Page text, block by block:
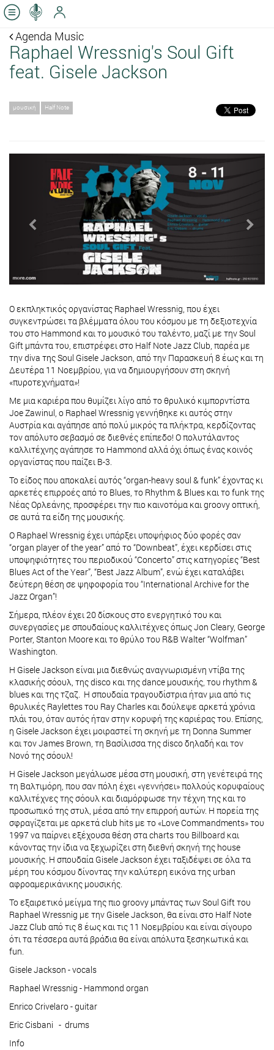
Agenda Music
Raphael Wressnig's Soul Gift
feat. Gisele Jackson
μουσική Half Note
O εκπληκτικός οργανίστας Raphael Wressnig, που έχει
συγκεντρώσει τα βλέμματα όλου του κόσμου με τη δεξιοτεχνία
του στο Hammond και το μουσικό του ταλέντο, μαζί με την Soul
Gift μπάντα του, επιστρέφει στο Half Note Jazz Club, παρέα με
την diva της Soul Gisele Jackson, από την Παρασκευή 8 έως και τη
Δευτέρα 11 Νοεμβρίου, για να δημιουργήσουν στη σκηνή
«πυροτεχνήματα»!
Με μια καριέρα που θυμίζει λίγο από το θρυλικό κιμπορντίστα
Joe Zawinul, ο Raphael Wressnig γεννήθηκε κι αυτός στηv
Αυστρία και αγάπησε από πολύ μικρός τα πλήκτρα, κερδίζοντας
τον απόλυτο σεβασμό σε διεθνές επίπεδο! Ο πολυτάλαντος
καλλιτέχνης αγάπησε το Hammond αλλά όχι όπως ένας κοινός
οργανίστας που παίζει B-3.
Το είδος που αποκαλεί αυτός “organ-heavy soul & funk” έχοντας κι
αρκετές επιρροές από το Blues, το Rhythm & Blues και το funk της
Νέας Ορλεάνης, προσφέρει την πιο καινοτόμα και groovy οπτική,
σε αυτά τα είδη της μουσικής.
Ο Raphael Wressnig έχει υπάρξει υποψήφιος δύο φορές σαν
“organ player of the year” από το “Downbeat”, έχει κερδίσει στις
υποψηφιότητες του περιοδικού “Concerto” στις κατηγορίες “Best
Blues Act of the Year”, “Best Jazz Album”, ενώ έχει καταλάβει
δεύτερη θέση σε ψηφοφορία του “International Archive for the
Jazz Organ”!
Σήμερα, πλέον έχει 20 δίσκους στο ενεργητικό του και
συνεργασίες με σπουδαίους καλλιτέχνες όπως Jon Cleary, George
Porter, Stanton Moore και το θρύλο του R&B Walter “Wolfman”
Washington.
Η Gisele Jackson είναι μια διεθνώς αναγνωρισμένη ντίβα της
κλασικής σόουλ, της disco και της dance μουσικής, του rhythm &
blues και της τζαζ. Η σπουδαία τραγουδίστρια ήταν μια από τις
θρυλικές Raylettes του Ray Charles και δούλεψε αρκετά χρόνια
πλάι του, όταν αυτός ήταν στην κορυφή της καριέρας του. Επίσης,
η Gisele Jackson έχει μοιραστεί τη σκηνή με τη Donna Summer
και τον James Brown, τη Βασίλισσα της disco δηλαδή και τον
Νονό της σόουλ!
Η Gisele Jackson μεγάλωσε μέσα στη μουσική, στη γενέτειρά της
τη Βαλτιμόρη, που σαν πόλη έχει «γεννήσει» πολλούς κορυφαίους
καλλιτέχνες της σόουλ και διαμόρφωσε την τέχνη της και το
προσωπικό της στυλ, μέσα από την επιρροή αυτών. Η πορεία της
σφραγίζεται με αρκετά club hits με το «Love Commandments» του
1997 να παίρνει εξέχουσα θέση στα charts του Billboard και
κάνοντας την ίδια να ξεχωρίζει στη διεθνή σκηνή της house
μουσικής. Η σπουδαία Gisele Jackson έχει ταξιδέψει σε όλα τα
μέρη του κόσμου δίνοντας την καλύτερη εικόνα της urban
αφροαμερικάνικης μουσικής.
To εξαιρετικό μείγμα της πιο groovy μπάντας των Soul Gift του
Raphael Wressnig με την Gisele Jackson, θα είναι στο Half Note
Jazz Club από τις 8 έως και τις 11 Νοεμβρίου και είναι σίγουρο
ότι τα τέσσερα αυτά βράδια θα είναι απόλυτα ξεσηκωτικά και
fun.
Gisele Jackson - vocals
Raphael Wressnig - Hammond organ
Enrico Crivelaro - guitar
Eric Cisbani - drums
Info